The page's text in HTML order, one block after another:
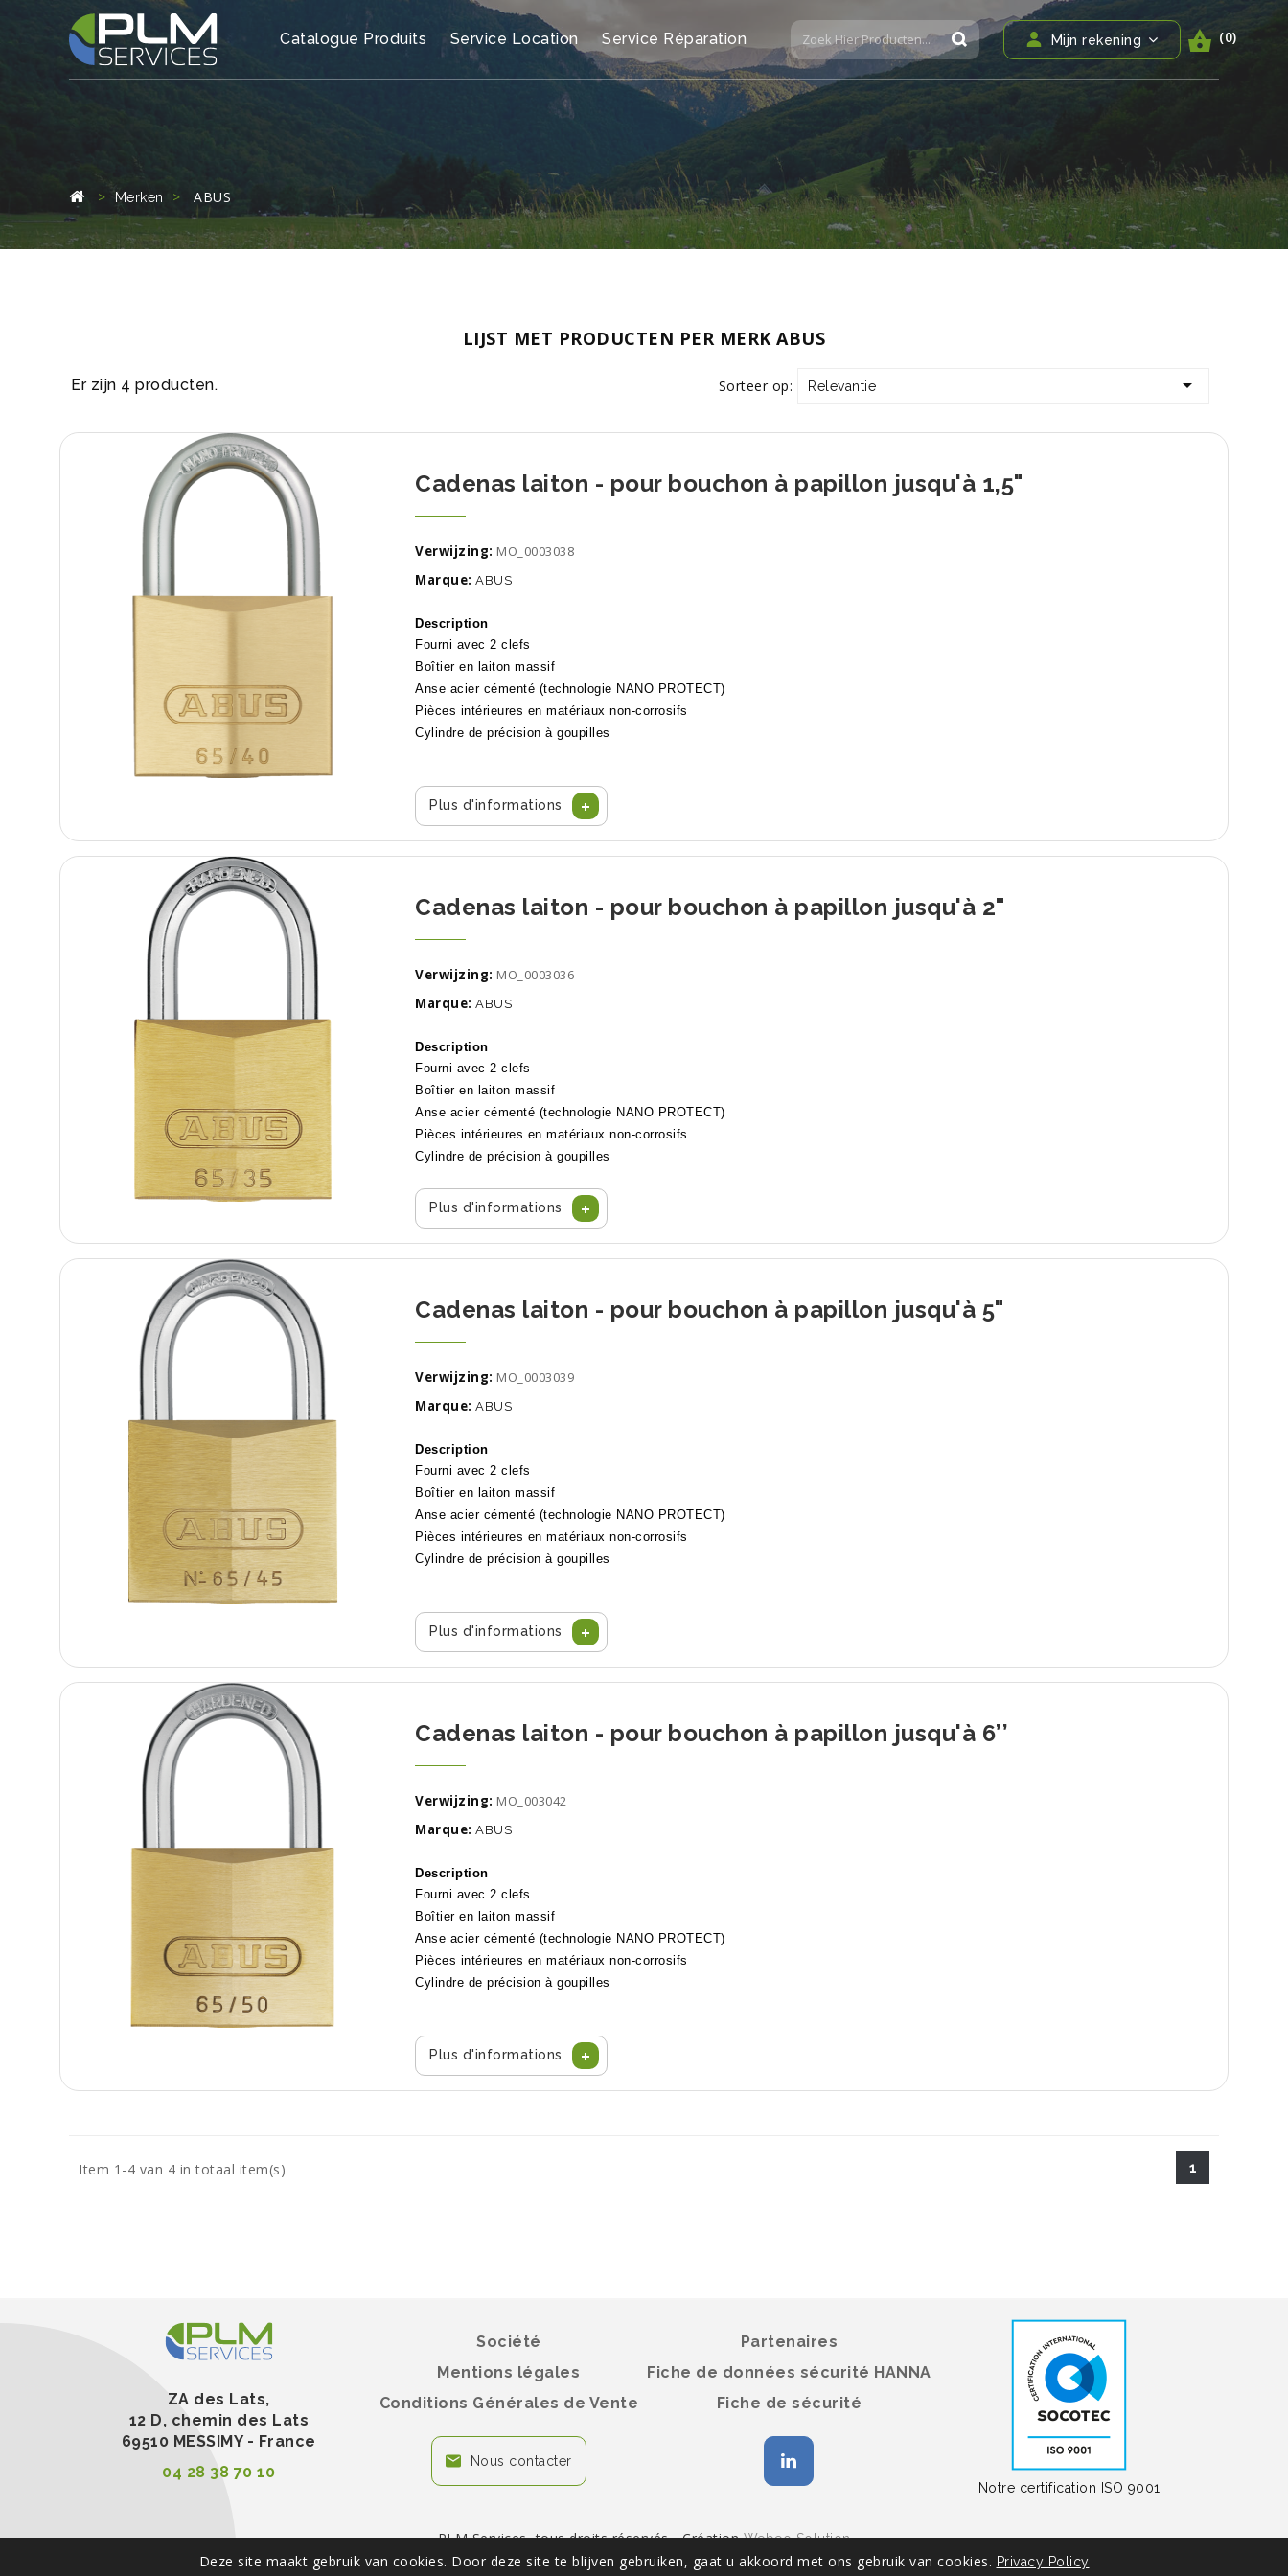
Catalogue Produits Service Location Service Réparation Mijn rekening (0)
Merken ABUS
LIJST MET PRODUCTEN PER MERK ABUS
Er zijn 4 producten. Sorteer op: Relevantie 
Cadenas laiton - pour bouchon à papillon jusqu'à 1,5"
Verwijzing: MO_0003038
Marque: ABUS
Description
Fourni avec 2 clefs
Boîtier en laiton massif
Anse acier cémenté (technologie NANO PROTECT)
Pièces intérieures en matériaux non-corrosifs
Cylindre de précision à goupilles
Plus d'informations
Cadenas laiton - pour bouchon à papillon jusqu'à 2"
Verwijzing: MO_0003036
Marque: ABUS
Description
Fourni avec 2 clefs
Boîtier en laiton massif
Anse acier cémenté (technologie NANO PROTECT)
Pièces intérieures en matériaux non-corrosifs
Cylindre de précision à goupilles
Plus d'informations
Cadenas laiton - pour bouchon à papillon jusqu'à 5"
Verwijzing: MO_0003039
Marque: ABUS
Description
Fourni avec 2 clefs
Boîtier en laiton massif
Anse acier cémenté (technologie NANO PROTECT)
Pièces intérieures en matériaux non-corrosifs
Cylindre de précision à goupilles
Plus d'informations
Cadenas laiton - pour bouchon à papillon jusqu'à 6’’
Verwijzing: MO_003042
Marque: ABUS
Description
Fourni avec 2 clefs
Boîtier en laiton massif
Anse acier cémenté (technologie NANO PROTECT)
Pièces intérieures en matériaux non-corrosifs
Cylindre de précision à goupilles
Plus d'informations
Item 1-4 van 4 in totaal item(s) 1
ZA des Lats,
12 D, chemin des Lats
69510 MESSIMY - France
04 28 38 70 10
Société
Mentions légales
Conditions Générales de Vente
Nous contacter
Partenaires
Fiche de données sécurité HANNA
Fiche de sécurité
Notre certification ISO 9001
Deze site maakt gebruik van cookies. Door deze site te blijven gebruiken, gaat u akkoord met ons gebruik van cookies. Privacy Policy
PLM Services, tous droits réservés - CréationWebeo Solution